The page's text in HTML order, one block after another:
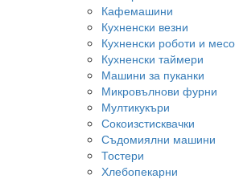
Кафемашини
Кухненски везни
Кухненски роботи и
Кухненски таймери
Машини за пуканки
Микровълнови фурни
Мултикукъри
Сокоизстисквачки
Съдомиялни машини
Тостери
Хлебопекарни